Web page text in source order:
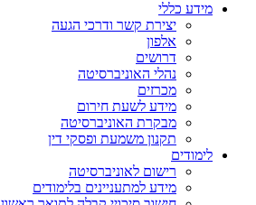
מידע כללי
יצירת קשר ודרכי הגעה
אלפון
דרושים
נהלי האוניברסיטה
מכרזים
מידע לשעת חירום
מבקרת האוניברסיטה
תקנון משמעת ופסקי דין
לימודים
רישום לאוניברסיטה
מידע למתעניינים בלימודים